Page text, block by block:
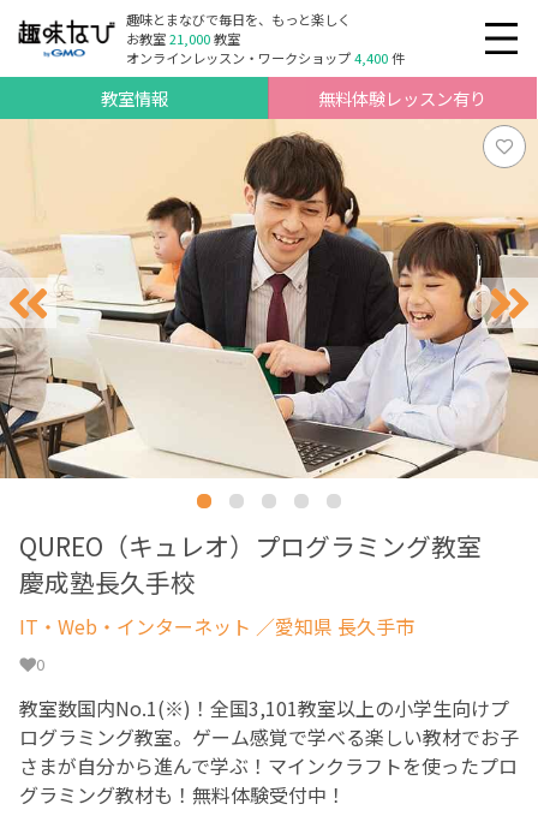
趣味とまなびで毎日を、もっと楽しく
お教室21,000教室
オンラインレッスン・ワークショップ4,400件
教室情報 無料体験レッスン有り
QUREO（キュレオ）プログラミング教室
慶成塾長久手校
IT・Web・インターネット ／愛知県 長久手市
0
教室数国内No.1(※)！全国3,101教室以上の小学生向けプ
ログラミング教室。ゲーム感覚で学べる楽しい教材でお子
さまが自分から進んで学ぶ！マインクラフトを使ったプロ
グラミング教材も！無料体験受付中！